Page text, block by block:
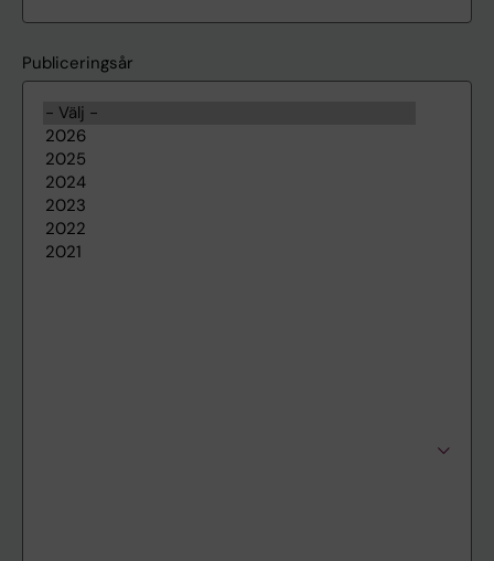
Publiceringsår